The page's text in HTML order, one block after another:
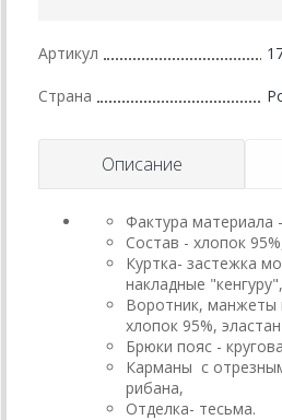
Артикул
Страна
Описание
Фактура материала
Состав - хлопок
Куртка- застежка
накладные "кенгуру",
Воротник, манжеты
хлопок 95%,
Брюки пояс -
Карманы с
рибана,
Отделка- тесьма.